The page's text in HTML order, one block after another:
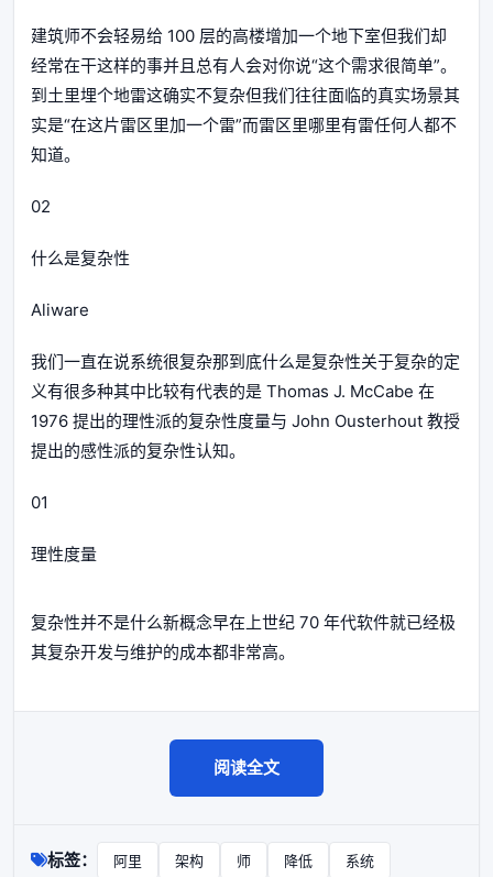
建筑师不会轻易给 100 层的高楼增加一个地下室但我们却
经常在干这样的事并且总有人会对你说“这个需求很简单”。
到土里埋个地雷这确实不复杂但我们往往面临的真实场景其
实是“在这片雷区里加一个雷”而雷区里哪里有雷任何人都不
知道。
02
什么是复杂性
Aliware
我们一直在说系统很复杂那到底什么是复杂性关于复杂的定
义有很多种其中比较有代表的是 Thomas J. McCabe 在
1976 提出的理性派的复杂性度量与 John Ousterhout 教授
提出的感性派的复杂性认知。
01
理性度量
复杂性并不是什么新概念早在上世纪 70 年代软件就已经极
其复杂开发与维护的成本都非常高。
阅读全文
标签： 阿里 架构 师 降低 系统